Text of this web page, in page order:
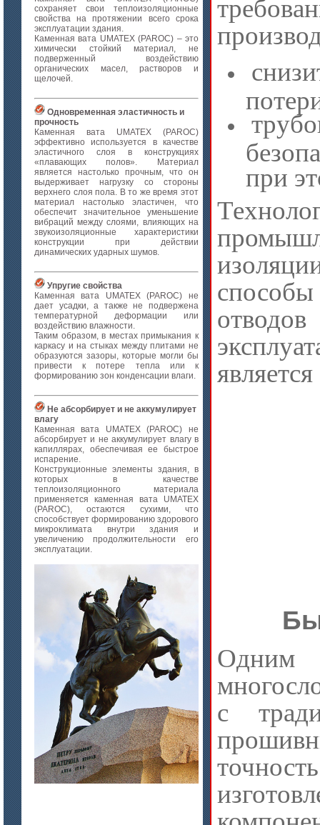
сохраняет свои теплоизоляционные
свойства на протяжении всего срока
эксплуатации здания.
Каменная вата UMATEX (PAROC) – это
химически стойкий материал, не
подверженный воздействию
органических масел, растворов и
щелочей.
Одновременная эластичность и
прочность
Каменная вата UMATEX (PAROC)
эффективно используется в качестве
эластичного слоя в конструкциях
«плавающих полов». Материал
является настолько прочным, что он
выдерживает нагрузку со стороны
верхнего слоя пола. В то же время этот
материал настолько эластичен, что
обеспечит значительное уменьшение
вибраций между слоями, влияющих на
звукоизоляционные характеристики
конструкции при действии
динамических ударных шумов.
Упругие свойства
Каменная вата UMATEX (PAROC) не
дает усадки, а также не подвержена
температурной деформации или
воздействию влажности.
Таким образом, в местах примыкания к
каркасу и на стыках между плитами не
образуются зазоры, которые могли бы
привести к потере тепла или к
формированию зон конденсации влаги.
Не абсорбирует и не аккумулирует
влагу
Каменная вата UMATEX (PAROC) не
абсорбирует и не аккумулирует влагу в
капиллярах, обеспечивая ее быстрое
испарение.
Конструкционные элементы здания, в
которых в качестве
теплоизоляционного материала
применяется каменная вата UMATEX
(PAROC), остаются сухими, что
способствует формированию здорового
микроклимата внутри здания и
увеличению продолжительности его
эксплуатации.
при
с